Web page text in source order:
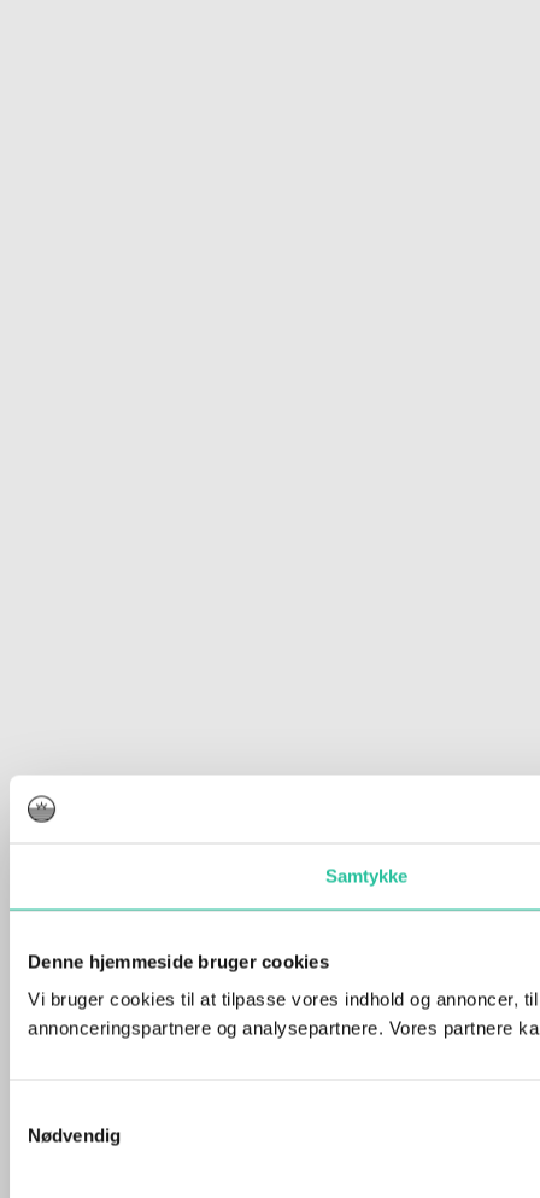
Samtykke
Denne hjemmeside bruger cookies
Vi bruger cookies til at tilpasse vores indhold og annoncer,
annonceringspartnere og analysepartnere. Vores partnere
Nødvendig